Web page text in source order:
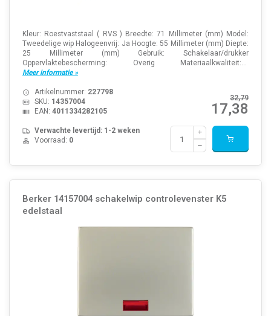
Kleur: Roestvaststaal ( RVS ) Breedte: 71 Millimeter (mm) Model:
Tweedelige wip Halogeenvrij: Ja Hoogte: 55 Millimeter (mm) Diepte:
25 Millimeter (mm) Gebruik: Schakelaar/drukker
Oppervlaktebescherming: Overig Materiaalkwaliteit:...
Meer informatie »
32,79
17,38
Artikelnummer: 227798
SKU: 14357004
EAN: 4011334282105
Verwachte levertijd: 1-2 weken
Voorraad: 0
Berker 14157004 schakelwip controlevenster K5
edelstaal